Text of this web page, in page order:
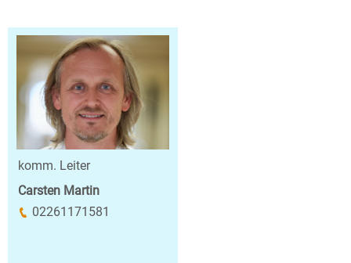
komm. Leiter
Carsten Martin
02261171581